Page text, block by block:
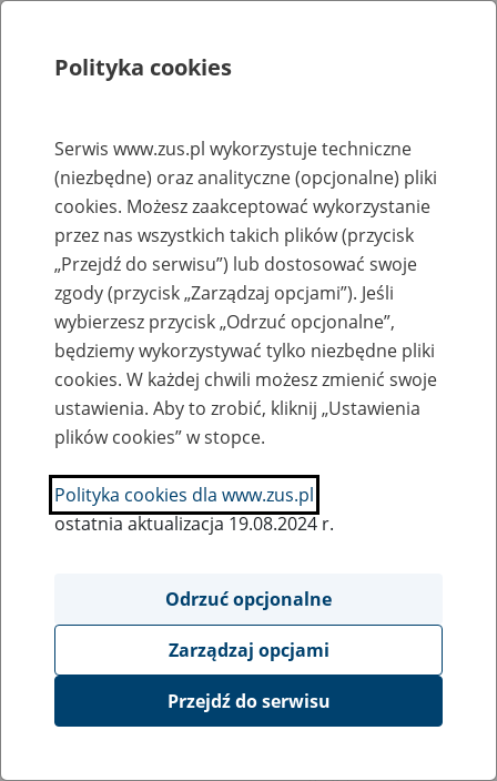
Rejestry, ewidencje i archiwa
Baza zlikwidowanych lub
przekształconych zakładów pracy
Nazwa zakładu pracy:
SZUKAJ
Ukryj wszystkie pozycje bazy
Przedsiębiorstwo Budownictwa
Polityka cookies
Serwis www.zus.pl wykorzystuje techniczne
(niezbędne) oraz analityczne (opcjonalne) pliki
cookies. Możesz zaakceptować wykorzystanie
przez nas wszystkich takich plików (przycisk
„Przejdź do serwisu”) lub dostosować swoje
zgody (przycisk „Zarządzaj opcjami”). Jeśli
wybierzesz przycisk „Odrzuć opcjonalne”,
będziemy wykorzystywać tylko niezbędne pliki
cookies. W każdej chwili możesz zmienić swoje
ustawienia. Aby to zrobić, kliknij „Ustawienia
plików cookies” w stopce.
Polityka cookies dla www.zus.pl
ostatnia aktualizacja 19.08.2024 r.
Odrzuć opcjonalne
Zarządzaj opcjami
Przejdź do serwisu